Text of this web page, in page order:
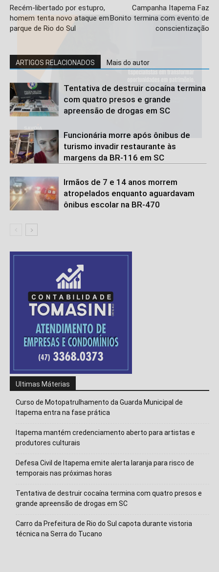
Recém-libertado por estupro,
homem tenta novo ataque em
parque de Rio do Sul
Campanha Itapema Faz
Bonito termina com evento de
conscientização
ARTIGOS RELACIONADOS Mais do autor
Tentativa de destruir cocaína termina
com quatro presos e grande
apreensão de drogas em SC
Funcionária morre após ônibus de
turismo invadir restaurante às
margens da BR-116 em SC
Irmãos de 7 e 14 anos morrem
atropelados enquanto aguardavam
ônibus escolar na BR-470
Ultimas Máterias
Curso de Motopatrulhamento da Guarda Municipal de
Itapema entra na fase prática
Itapema mantém credenciamento aberto para artistas e
produtores culturais
Defesa Civil de Itapema emite alerta laranja para risco de
temporais nas próximas horas
Tentativa de destruir cocaína termina com quatro presos e
grande apreensão de drogas em SC
Carro da Prefeitura de Rio do Sul capota durante vistoria
técnica na Serra do Tucano
Isso vai fechar em14segundos